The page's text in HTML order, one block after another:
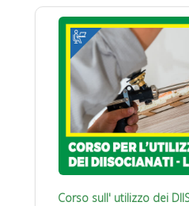
Corso sull' utilizzo dei